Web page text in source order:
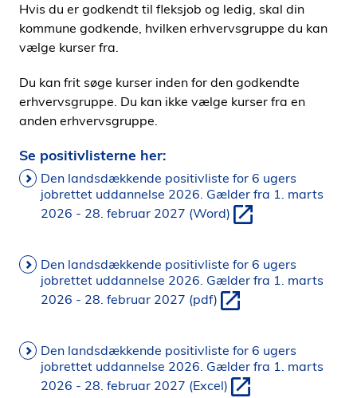
Hvis du er godkendt til fleksjob og ledig, skal din
kommune godkende, hvilken erhvervsgruppe du kan
vælge kurser fra.
Du kan frit søge kurser inden for den godkendte
erhvervsgruppe. Du kan ikke vælge kurser fra en
anden erhvervsgruppe.
Se positivlisterne her:
Den landsdækkende positivliste for 6 ugers
jobrettet uddannelse 2026. Gælder fra 1. marts
2026 - 28. februar 2027 (Word)
Den landsdækkende positivliste for 6 ugers
jobrettet uddannelse 2026. Gælder fra 1. marts
2026 - 28. februar 2027 (pdf)
Den landsdækkende positivliste for 6 ugers
jobrettet uddannelse 2026. Gælder fra 1. marts
2026 - 28. februar 2027 (Excel)